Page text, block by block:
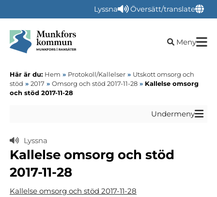
Lyssna Översätt/translate
Öppna
Meny
Här är du: Hem » Protokoll/Kallelser » Utskott omsorg och
stöd » 2017 » Omsorg och stöd 2017-11-28 » Kallelse omsorg
och stöd 2017-11-28
Undermeny
Lyssna
Kallelse omsorg och stöd
2017-11-28
Kallelse omsorg och stöd 2017-11-28